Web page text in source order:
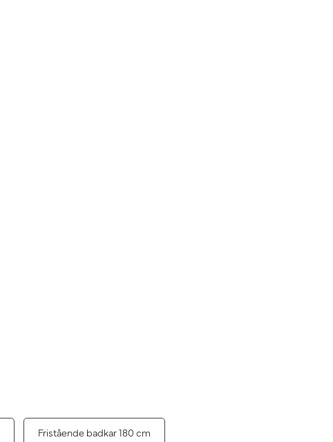
Fristående badkar 180 cm